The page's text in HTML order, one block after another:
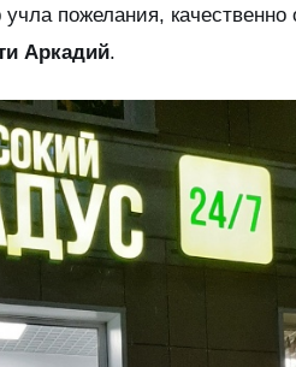
пожелания,
Аркадий.